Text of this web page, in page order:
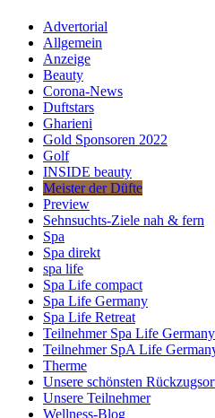
Advertorial
Allgemein
Anzeige
Beauty
Corona-News
Duftstars
Gharieni
Gold Sponsoren 2022
Golf
INSIDE beauty
Meister der Düfte
Preview
Sehnsuchts-Ziele nah & fern
Spa
Spa direkt
spa life
Spa Life compact
Spa Life Germany
Spa Life Retreat
Teilnehmer Spa Life Germany
Teilnehmer SpA Life
Therme
Unsere schönsten
Unsere Teilnehmer
Wellness-Blog